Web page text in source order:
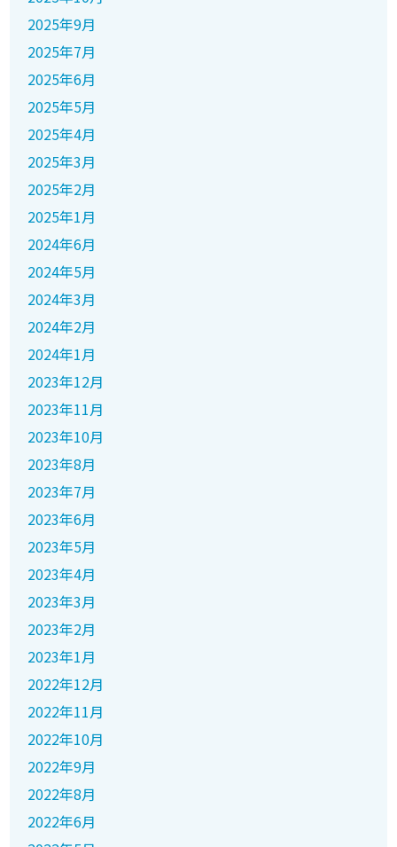
2025年9月
2025年7月
2025年6月
2025年5月
2025年4月
2025年3月
2025年2月
2025年1月
2024年6月
2024年5月
2024年3月
2024年2月
2024年1月
2023年12月
2023年11月
2023年10月
2023年8月
2023年7月
2023年6月
2023年5月
2023年4月
2023年3月
2023年2月
2023年1月
2022年12月
2022年11月
2022年10月
2022年9月
2022年8月
2022年6月